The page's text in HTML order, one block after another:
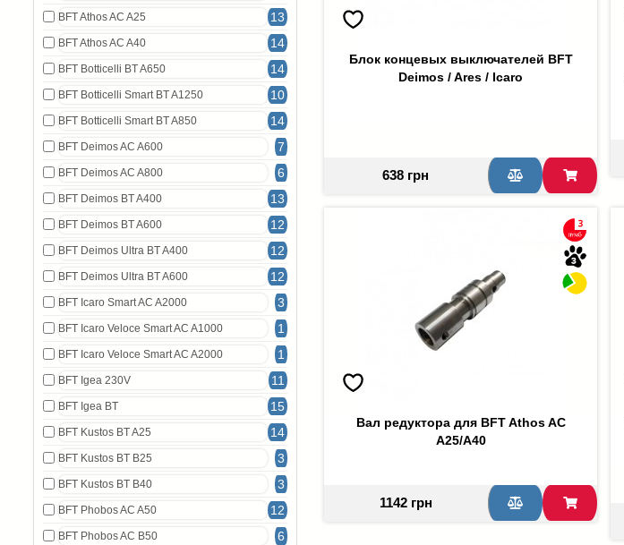
BFT Athos AC A25 13
BFT Athos AC A40 14
BFT Botticelli BT A650 14
BFT Botticelli Smart BT A1250 10
BFT Botticelli Smart BT A850 14
BFT Deimos AC A600 7
BFT Deimos AC A800 6
BFT Deimos BT A400 13
BFT Deimos BT A600 12
BFT Deimos Ultra BT A400 12
BFT Deimos Ultra BT A600 12
BFT Icaro Smart AC A2000 3
BFT Icaro Veloce Smart AC A1000 1
BFT Icaro Veloce Smart AC A2000 1
BFT Igea 230V 11
BFT Igea BT 15
BFT Kustos BT A25 14
BFT Kustos BT B25 3
BFT Kustos BT B40 3
BFT Phobos AC A50 12
BFT Phobos AC B50 6
Блок концевых выключателей BFT
Deimos / Ares / Icaro
638 грн
Вал редуктора для BFT Athos AC
A25/A40
1142 грн